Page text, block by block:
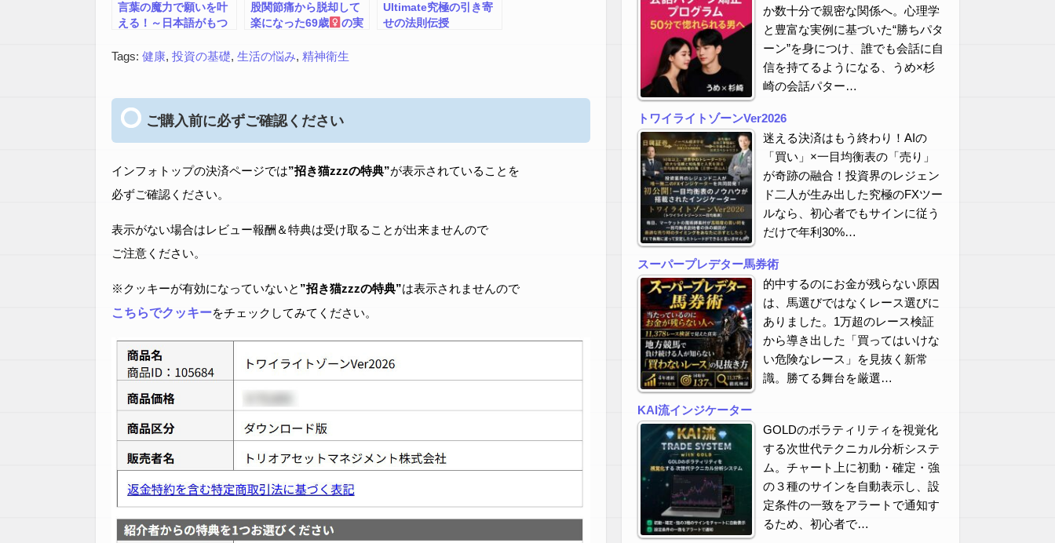
言葉の魔力で願いを叶
える！～日本語がもつ
響きに秘密がある 幸
則
股関節痛から脱却して
楽になった69歳
の実
らの脱却プラン＞
Ultimate究極の引き寄
せの法則伝授
Tags: 健康, 投資の基礎, 生活の悩み, 精神衛生
ご購入前に必ずご確認ください
インフォトップの決済ページでは”招き猫zzzの特典”が表示されていることを
必ずご確認ください。
表示がない場合はレビュー報酬＆特典は受け取ることが出来ませんので
ご注意ください。
※クッキーが有効になっていないと ”招き猫zzzの特典”は表示されませんので
こちらでクッキーをチェックしてみてください。
か数十分で親密な関係へ。心理学
と豊富な実例に基づいた“勝ちパタ
ーン”を身につけ、誰でも会話に自
信を持てるようになる、うめ×杉
崎の会話パター…
トワイライトゾーンVer2026
迷える決済はもう終わり！AIの
「買い」×一目均衡表の「売り」
が奇跡の融合！投資界のレジェン
ド二人が生み出した究極のFXツー
ルなら、初心者でもサインに従う
だけで年利30%…
スーパープレデター馬券術
的中するのにお金が残らない原因
は、馬選びではなくレース選びに
ありました。1万超のレース検証
から導き出した「買ってはいけな
い危険なレース」を見抜く新常
識。勝てる舞台を厳選…
KAI流インジケーター
GOLDのボラティリティを視覚化
する次世代テクニカル分析システ
ム。チャート上に初動・確定・強
の３種のサインを自動表示し、設
定条件の一致をアラートで通知す
るため、初心者で…